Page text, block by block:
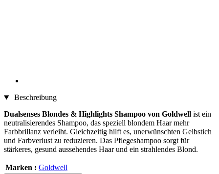
Beschreibung
Dualsenses Blondes & Highlights Shampoo von Goldwell ist ein
neutralisierendes Shampoo, das speziell blondem Haar mehr
Farbbrillanz verleiht. Gleichzeitig hilft es, unerwünschten Gelbstich
und Farbverlust zu reduzieren. Das Pflegeshampoo sorgt für
stärkeres, gesund aussehendes Haar und ein strahlendes Blond.
Marken : Goldwell